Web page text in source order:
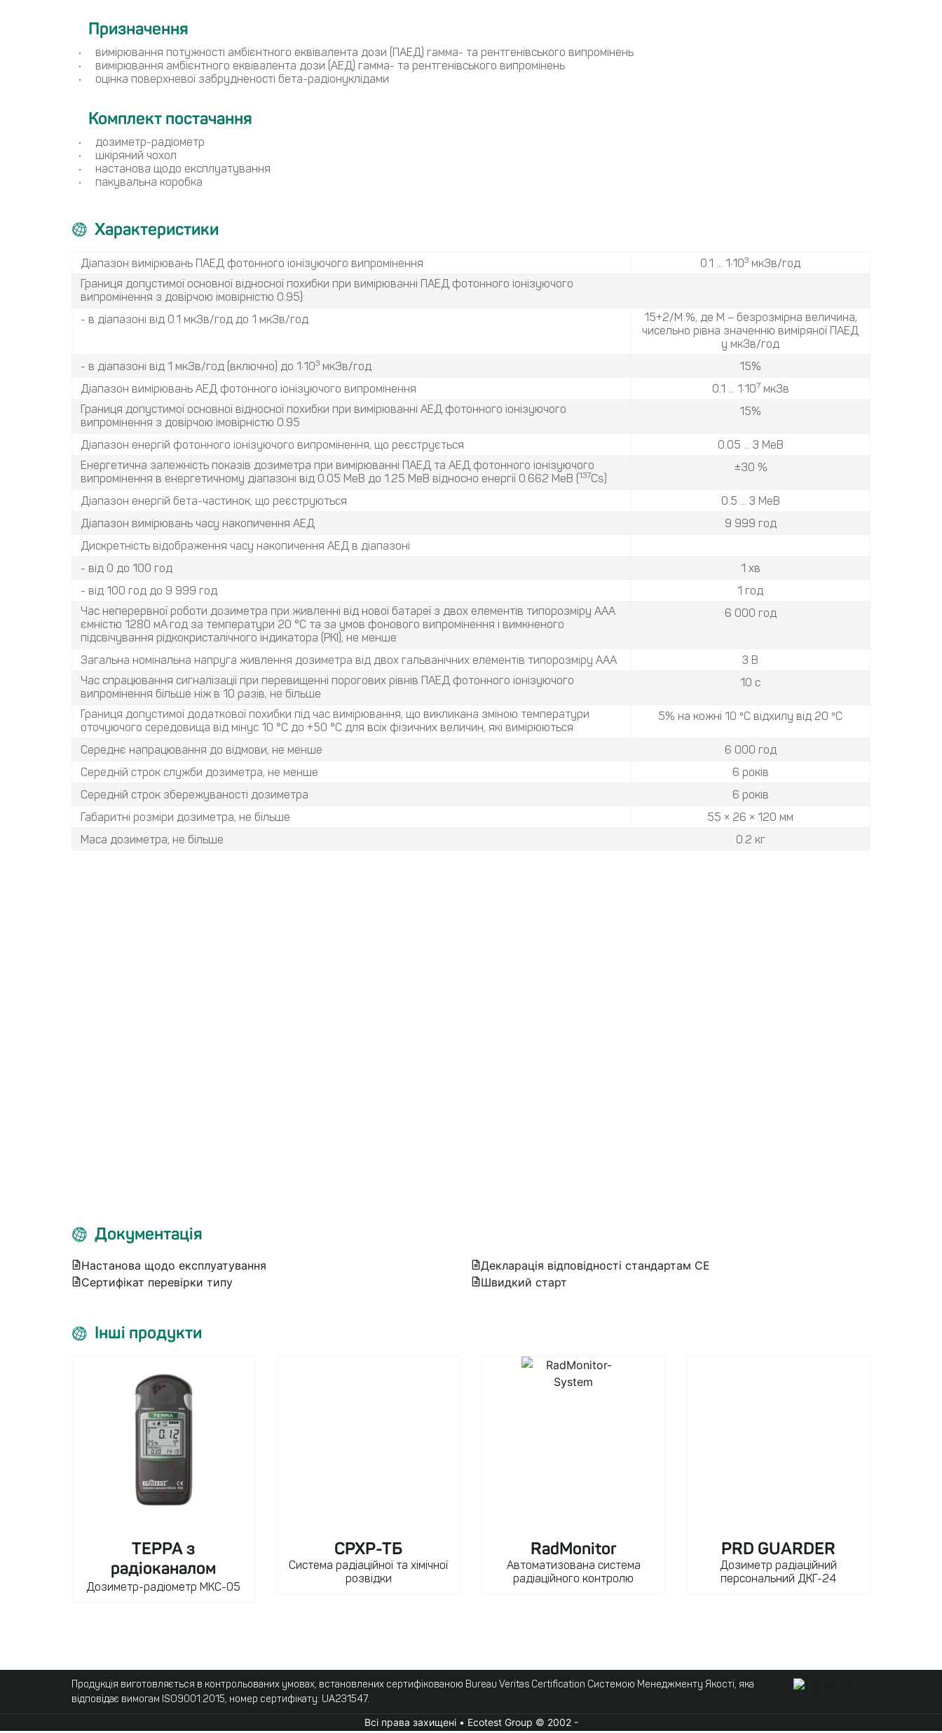
Призначення
вимірювання потужності амбієнтного еквівалента дози (ПАЕД) гамма- та рентгенівського випромінень
вимірювання амбієнтного еквівалента дози (АЕД) гамма- та рентгенівського випромінень
оцінка поверхневої забрудненості бета-радіонуклідами
Комплект постачання
дозиметр-радіометр
шкіряний чохол
настанова щодо експлуатування
пакувальна коробка
Характеристики
Діапазон вимірювань ПАЕД фотонного іонізуючого випромінення 0.1 ... 1∙103 мкЗв/год
Границя допустимої основної відносної похибки при вимірюванні ПАЕД фотонного іонізуючого
випромінення з довірчою імовірністю 0.95):
- в діапазоні від 0.1 мкЗв/год до 1 мкЗв/год
15+2/М %, де М – безрозмірна величина,
чисельно рівна значенню виміряної ПАЕД
у мкЗв/год
- в діапазоні від 1 мкЗв/год (включно) до 1∙103 мкЗв/год
15%
Діапазон вимірювань АЕД фотонного іонізуючого випромінення
0.1 ... 1∙107мкЗв
Границя допустимої основної відносної похибки при вимірюванні АЕД фотонного іонізуючого
випромінення з довірчою імовірністю 0.95
15%
Діапазон енергій фотонного іонізуючого випромінення, що реєструється
0.05 ... 3 МеВ
Енергетична залежність показів дозиметра при вимірюванні ПАЕД та АЕД фотонного іонізуючого
випромінення в енергетичному діапазоні від 0.05 МеВ до 1.25 МеВ відносно енергії 0.662 МеВ (
137Cs)
±30 %
Діапазон енергій бета-частинок, що реєструються
0.5 ... 3 МеВ
Діапазон вимірювань часу накопичення АЕД
9 999 год
Дискретність відображення часу накопичення АЕД в діапазоні
- від 0 до 100 год
1 хв
- від 100 год до 9 999 год
1 год
Час неперервної роботи дозиметра при живленні від нової батареї з двох елементів типорозміру ААА
ємністю 1280 мА·год за температури 20 °С та за умов фонового випромінення і вимкненого
підсвічування рідкокристалічного індикатора (РКІ), не менше
6 000 год
Загальна номінальна напруга живлення дозиметра від двох гальванічних елементів типорозміру ААА
3 В
Час спрацювання сигналізації при перевищенні порогових рівнів ПАЕД фотонного іонізуючого
випромінення більше ніж в 10 разів, не більше
10 с
Границя допустимої додаткової похибки під час вимірювання, що викликана зміною температури
оточуючого середовища від мінус 10 °С до +50 °С для всіх фізичних величин, які вимірюються
5% на кожні 10 ºС відхилу від 20 ºС
Середнє напрацювання до відмови, не менше
6 000 год
Середній строк служби дозиметра, не менше
6 років
Середній строк збережуваності дозиметра
6 років
Габаритні розміри дозиметра, не більше
55 × 26 × 120 мм
Маса дозиметра, не більше
0.2 кг
Документація
Настанова щодо експлуатування
Декларація відповідності стандартам СЕ
Сертифікат перевірки типу
Швидкий старт
Інші продукти
ТЕРРА з
радіоканалом
Дозиметр-радіометр МКС-05
СРХР-ТБ
Система радіаційної та хімічної
розвідки
RadMonitor
Автоматизована система
радіаційного контролю
PRD GUARDER
Дозиметр радіаційний
персональний ДКГ-24
Продукція виготовляється в контрольованих умовах, встановлених сертифікованою Bureau Veritas Certification Системою Менеджменту Якості, яка
відповідає вимогам ISO9001:2015, номер сертифікату: UA231547.
Всі права захищені • Ecotest Group © 2002 -